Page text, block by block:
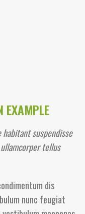
EXAMPLE
suspendisse
tellus
dis
nunc feugiat